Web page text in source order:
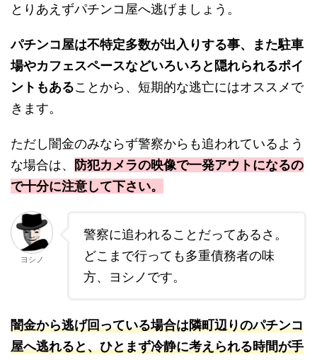
とりあえずパチンコ屋へ逃げましょう。
パチンコ屋は不特定多数が出入りする事、また駐車
場やカフェスペースなどいろいろと隠れられるポイ
ントもあることから、短期的な逃亡にはオススメで
きます。
ただし闇金のみならず警察からも追われているよう
な場合は、
防犯カメラの映像で一発アウトになるの
で十分に注意して下さい。
ヨシノ
警察に追われることだってあるさ。
どこまで行っても多重債務者の味
方、ヨシノです。
闇金から逃げ回っている場合は隣町辺りのパチンコ
屋へ逃れると、ひとまず冷静に考えられる時間が手